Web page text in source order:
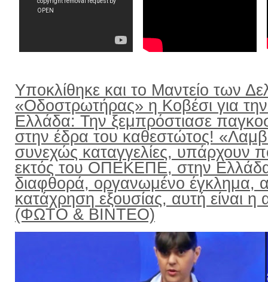
Υποκλίθηκε και το Μαντείο των
«Οδοστρωτήρας» η Κοβέσι για
Ελλάδα: Την ξεμπρόστιασε
στην έδρα του καθεστώτος!
συνεχώς καταγγελίες, υπάρχουν
εκτός του ΟΠΕΚΕΠΕ, στην
διαφθορά, οργανωμένο έγκλημα,
κατάχρηση εξουσίας, αυτή είναι η
(ΦΩΤΟ & ΒΙΝΤΕΟ)